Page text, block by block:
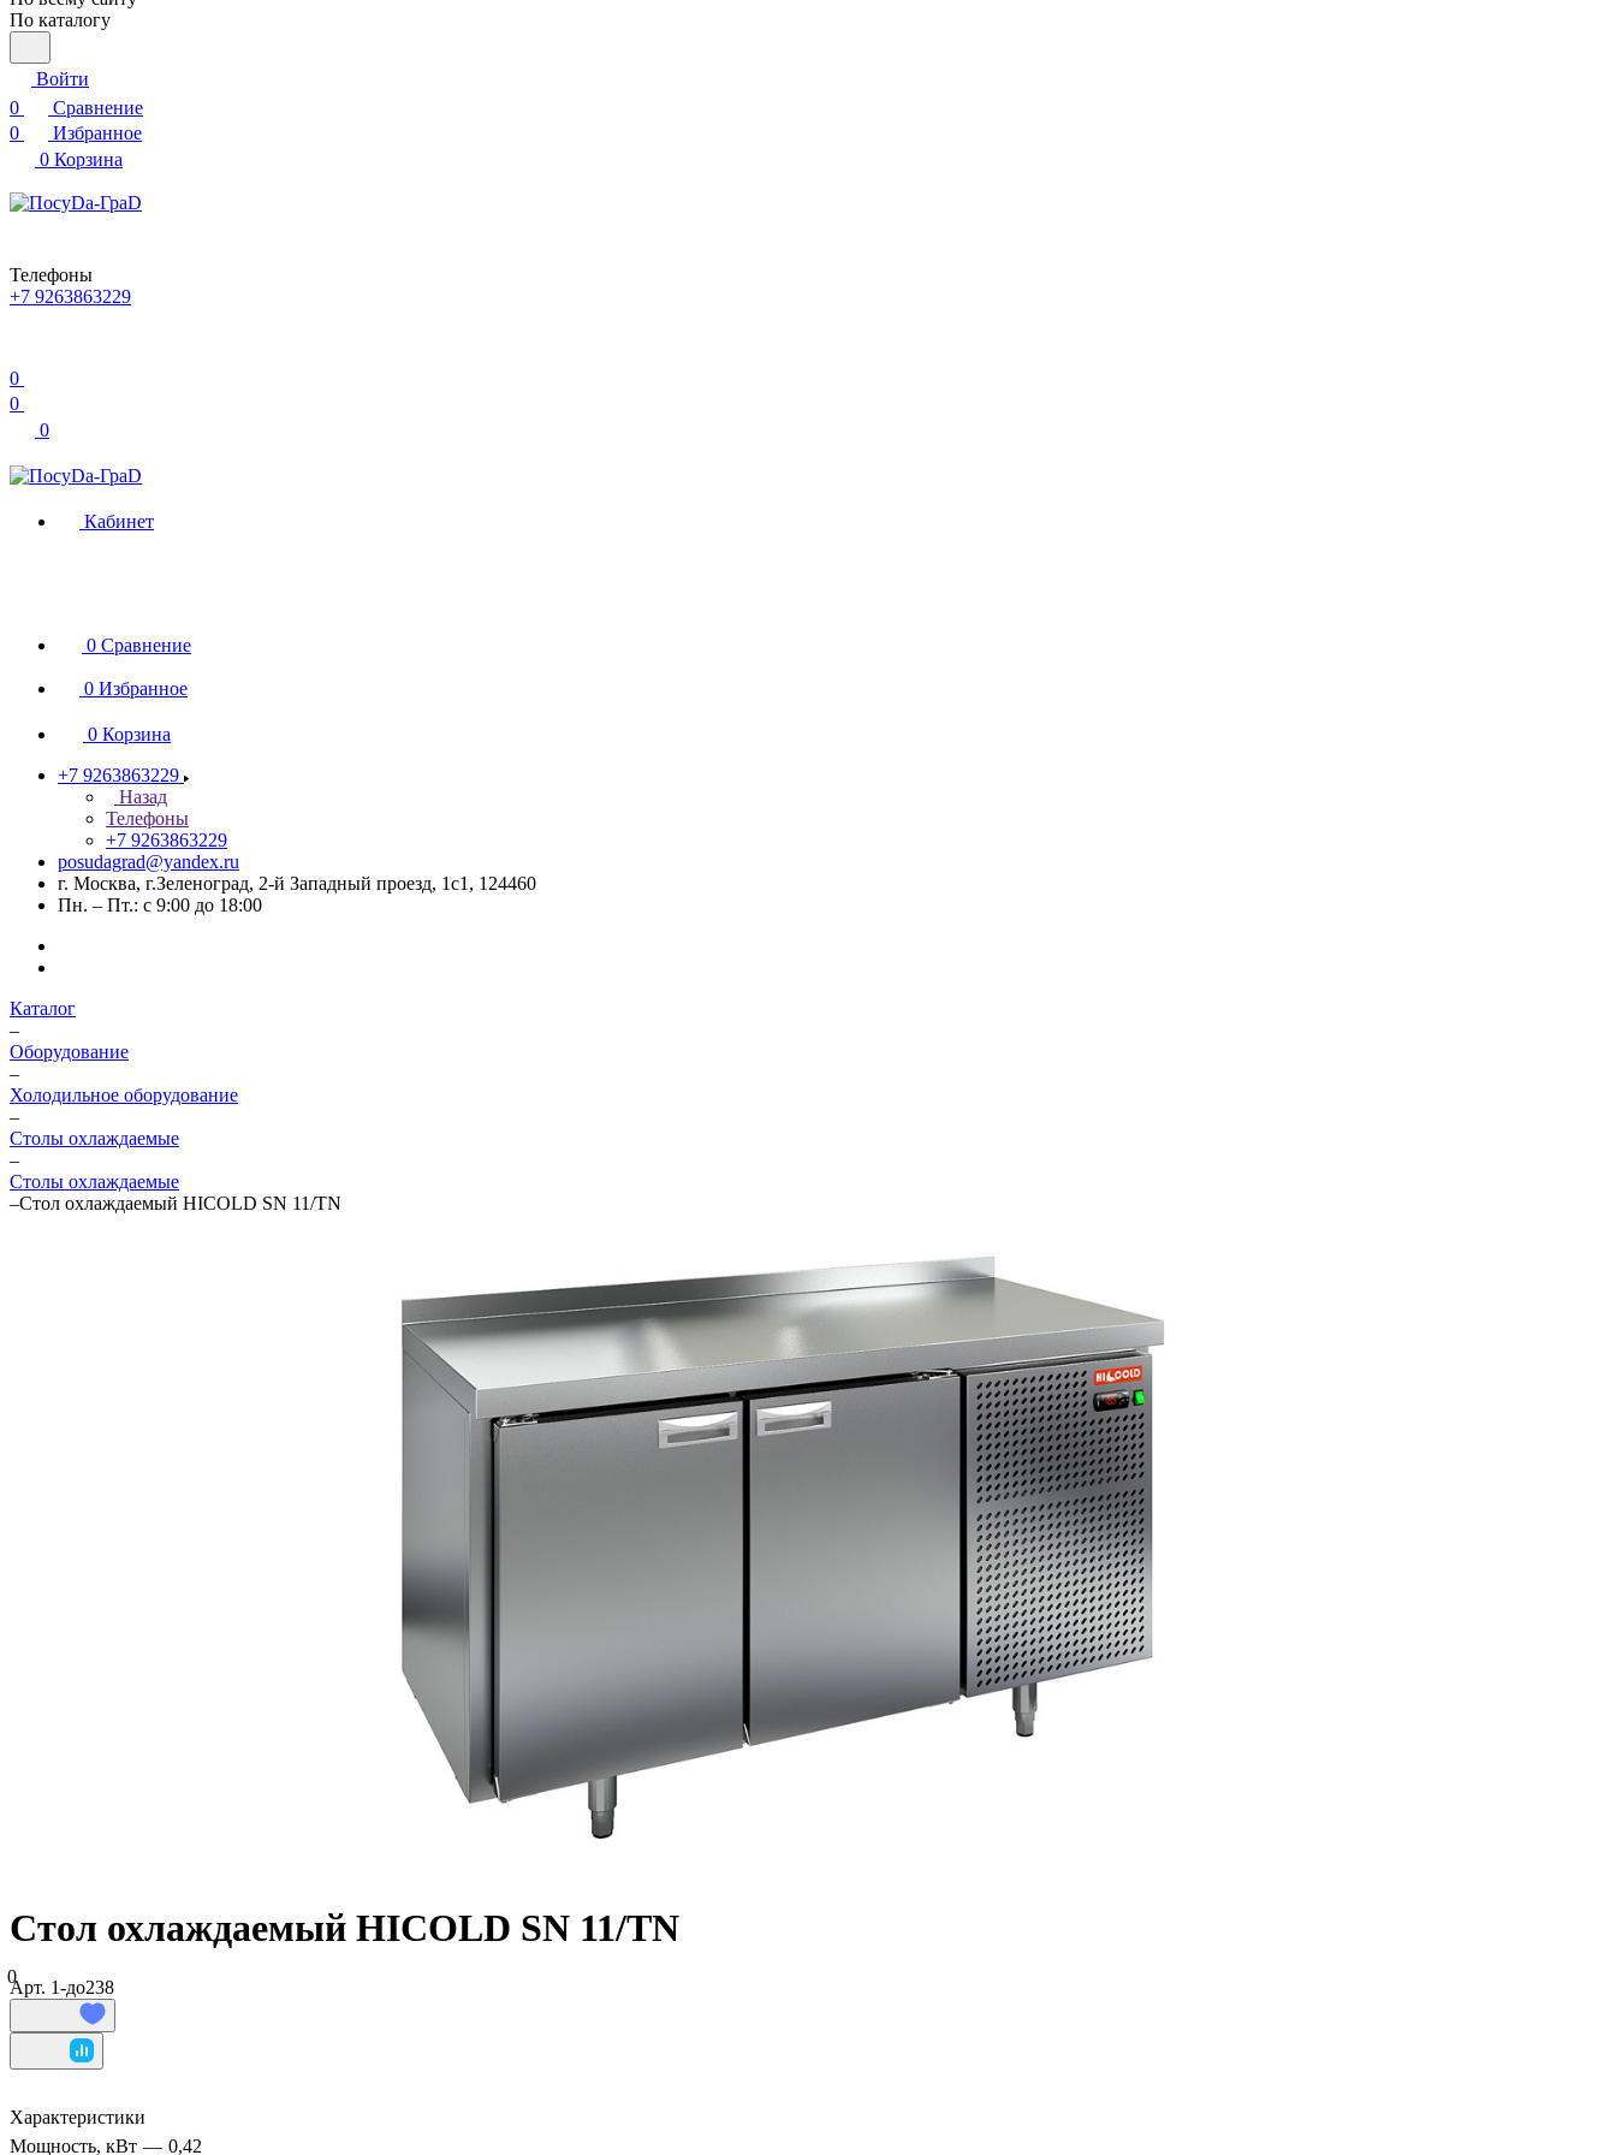
По каталогу
Войти
0
Сравнение
0
Избранное
0 Корзина
Телефоны
+7 9263863229
0
0
0
Кабинет
0 Сравнение
0 Избранное
0 Корзина
+7 9263863229
Назад
Телефоны
+7 9263863229
posudagrad@yandex.ru
г. Москва, г.Зеленоград, 2-й Западный проезд, 1с1, 124460
Пн. – Пт.: с 9:00 до 18:00
Каталог
–
Оборудование
–
Холодильное оборудование
–
Столы охлаждаемые
–
Столы охлаждаемые
–Стол охлаждаемый HICOLD SN 11/TN
Стол охлаждаемый HICOLD SN 11/TN
0
Арт. 1-до238
Характеристики
Мощность, кВт — 0,42